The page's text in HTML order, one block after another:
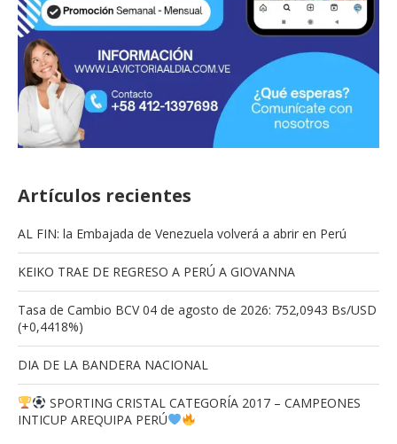
Artículos recientes
AL FIN: la Embajada de Venezuela volverá a abrir en Perú
KEIKO TRAE DE REGRESO A PERÚ A GIOVANNA
Tasa de Cambio BCV 04 de agosto de 2026: 752,0943 Bs/USD
(+0,4418%)
DIA DE LA BANDERA NACIONAL
SPORTING CRISTAL CATEGORÍA 2017 – CAMPEONES
INTICUP AREQUIPA PERÚ